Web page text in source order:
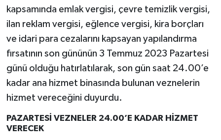
kapsamında emlak vergisi, çevre temizlik vergisi,
ilan reklam vergisi, eğlence vergisi, kira borçları
ve idari para cezalarını kapsayan yapılandırma
fırsatının son gününün 3 Temmuz 2023 Pazartesi
günü olduğu hatırlatılarak, son gün saat 24.00’e
kadar ana hizmet binasında bulunan veznelerin
hizmet vereceğini duyurdu.
PAZARTESİ VEZNELER 24.00’E KADAR HİZMET
VERECEK